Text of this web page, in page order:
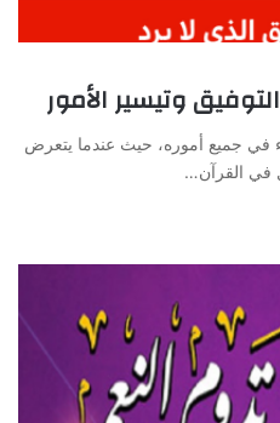
في جميع أموره، حيث عندما يتعرض
في القرآن…